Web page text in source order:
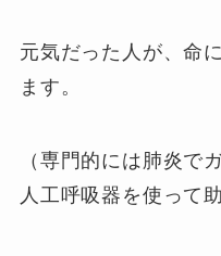
元気だった人が、命
ます。
（専門的には肺炎で
人工呼吸器を使って